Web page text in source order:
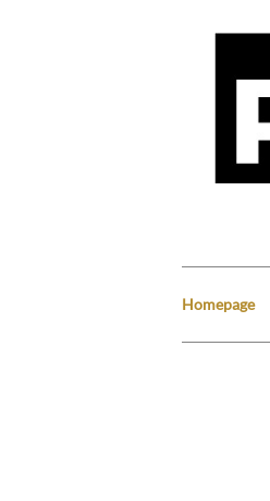
Homepage